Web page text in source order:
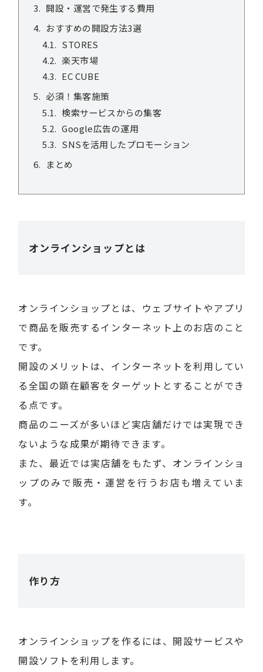
開設・運営で発生する費用
おすすめの開設方法3選
STORES
楽天市場
EC CUBE
必須！集客施策
検索サービスからの集客
Google広告の運用
SNSを活用したプロモーション
まとめ
オンラインショップとは
オンラインショップとは、ウェブサイトやアプリ
で商品を販売するインターネット上のお店のこと
です。
開設のメリットは、インターネットを利用してい
る全国の顕在顧客をターゲットとすることができ
る点です。
商品のニーズが多いほど実店舗だけでは実現でき
ないような成果が期待できます。
また、最近では実店舗をもたず、オンラインショ
ップのみで販売・運営を行うお店も増えていま
す。
作り方
オンラインショップを作るには、開設サービスや
開設ソフトを利用します。